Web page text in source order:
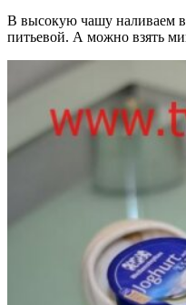
В высокую чашу наливаем
питьевой. А можно взять